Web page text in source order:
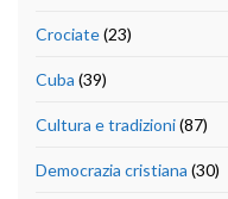
Crociate(23)
Cuba (39)
Cultura e tradizioni(87)
Democrazia cristiana (30)